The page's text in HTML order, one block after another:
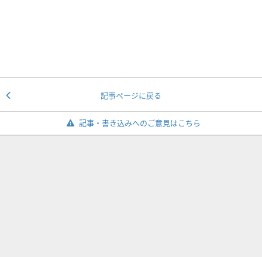
記事ページに戻る
記事・書き込みへのご意見はこちら